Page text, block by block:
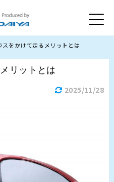
スをかけて走るメリットとは
リットとは
2025/11/28